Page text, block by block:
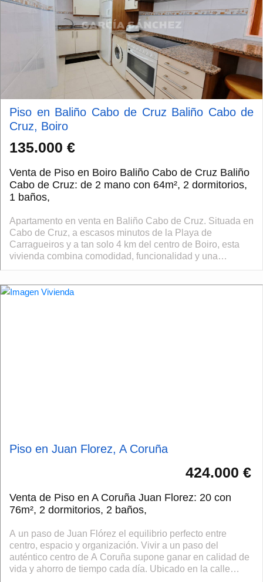
Piso en Baliño Cabo de Cruz Baliño Cabo de
Cruz, Boiro
135.000 €
Venta de Piso en Boiro Baliño Cabo de Cruz Baliño
Cabo de Cruz: de 2 mano con 64m², 2 dormitorios,
1 baños,
Apartamento en venta en Baliño Cabo de Cruz. Situada en
Cabo de Cruz, a escasos minutos de la Playa de
Carragueiros y a tan solo 4 km del centro de Boiro, esta
vivienda combina comodidad, funcionalidad y una
ubicación privilegiada para disfrutar de...
Piso en Juan Florez, A Coruña
424.000 €
Venta de Piso en A Coruña Juan Florez: 20 con
76m², 2 dormitorios, 2 baños,
A un paso de Juan Flórez el equilibrio perfecto entre
centro, espacio y organización. Vivir a un paso del
auténtico centro de A Coruña supone ganar en calidad de
vida y ahorro de tiempo cada día. Ubicado en la calle